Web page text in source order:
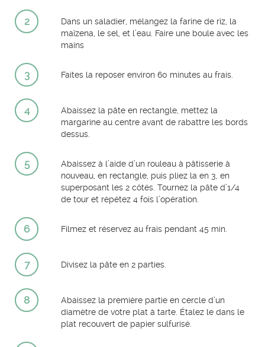
2
Dans un saladier, mélangez la farine de riz, la
maïzena, le sel, et l’eau. Faire une boule avec les
mains
3 Faites la reposer environ 60 minutes au frais.
4
Abaissez la pâte en rectangle, mettez la
margarine au centre avant de rabattre les bords
dessus.
5
Abaissez à l’aide d’un rouleau à pâtisserie à
nouveau, en rectangle, puis pliez la en 3, en
superposant les 2 côtés. Tournez la pâte d’1/4
de tour et répétez 4 fois l’opération.
6 Filmez et réservez au frais pendant 45 min.
7 Divisez la pâte en 2 parties.
8
Abaissez la première partie en cercle d’un
diamètre de votre plat à tarte. Étalez le dans le
plat recouvert de papier sulfurisé.